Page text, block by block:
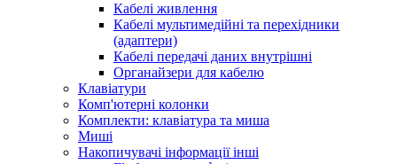
Кабелі живлення
Кабелі мультимедійні та перехідники
(адаптери)
Кабелі передачі даних внутрішні
Органайзери для кабелю
Клавіатури
Комп'ютерні колонки
Комплекти: клавіатура та миша
Миші
Накопичувачі інформації інші